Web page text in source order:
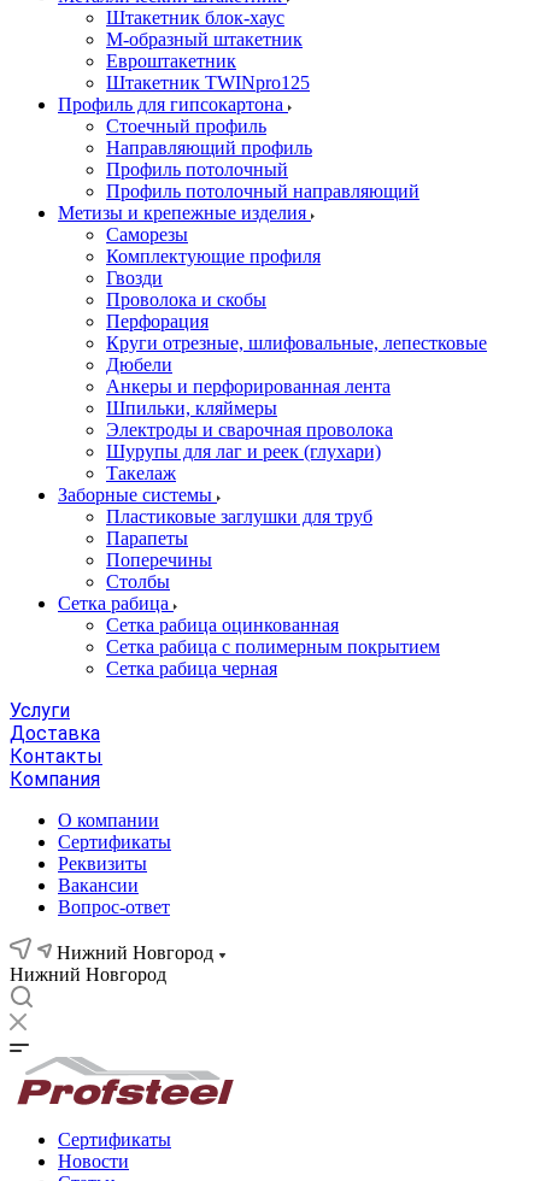
Штакетник блок-хаус
М-образный штакетник
Евроштакетник
Штакетник TWINpro125
Профиль для гипсокартона
Стоечный профиль
Направляющий профиль
Профиль потолочный
Профиль потолочный направляющий
Метизы и крепежные изделия
Саморезы
Комплектующие профиля
Гвозди
Проволока и скобы
Перфорация
Круги отрезные, шлифовальные, лепестковые
Дюбели
Анкеры и перфорированная лента
Шпильки, кляймеры
Электроды и сварочная проволока
Шурупы для лаг и реек (глухари)
Такелаж
Заборные системы
Пластиковые заглушки для труб
Парапеты
Поперечины
Столбы
Сетка рабица
Сетка рабица оцинкованная
Сетка рабица с полимерным покрытием
Сетка рабица черная
Услуги
Доставка
Контакты
Компания
О компании
Сертификаты
Реквизиты
Вакансии
Вопрос-ответ
Нижний Новгород
Нижний Новгород
Сертификаты
Новости